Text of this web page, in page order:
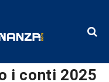
i conti 2025